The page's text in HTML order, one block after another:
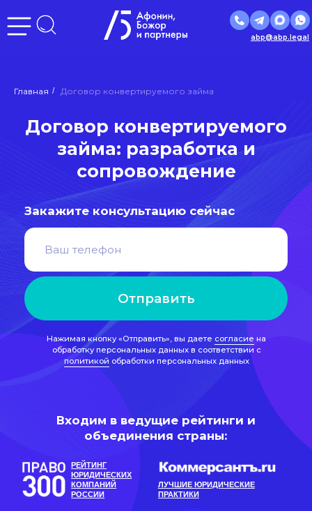
abp@abp.legal
Главная / Договор конвертируемого займа
Договор конвертируемого
сопровождение
Закажите консультацию сейчас
Отправить
обработку персональных данных в соответствии с
обработки персональных данных
Входим в ведущие рейтинги и
ЮРИДИЧЕСКИХ
КОМПАНИЙ
РОССИИ
ПРАКТИКИ